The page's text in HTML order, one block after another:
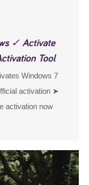
✓ Activate
Tool
Windows 7
activation ➤
activation now